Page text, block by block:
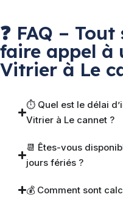
❓ FAQ –
faire appel à
Vitrier à Le
⏱ Quel est le délai
Vitrier à Le cannet ?
📆 Êtes-vous
jours fériés ?
💰 Comment sont